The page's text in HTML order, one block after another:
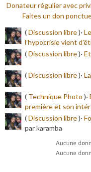
Donateur régulier avec
Faites un don
(Discussion libre)·
l’hypocrisie vient
(Discussion libre)·
(Discussion libre)·
( Technique Photo )·
première et son
(Discussion libre)·
par karamba
Aucune
Aucune